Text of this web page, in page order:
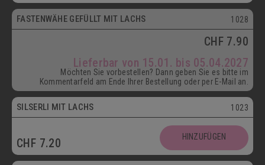
FASTENWÄHE GEFÜLLT MIT LACHS 1028
CHF 7.90
Lieferbar von 15.01. bis 05.04.2027
Möchten Sie vorbestellen? Dann geben Sie es bitte im
Kommentarfeld am Ende Ihrer Bestellung oder per E-Mail an.
SILSERLI MIT LACHS 1023
CHF 7.20 HINZUFÜGEN
Postversand